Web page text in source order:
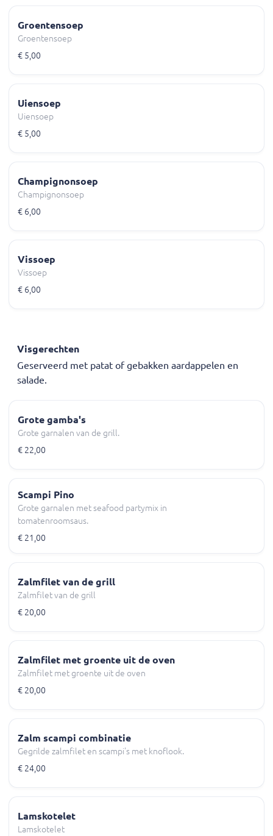
Groentensoep
Groentensoep
€ 5,00
Uiensoep
Uiensoep
€ 5,00
Champignonsoep
Champignonsoep
€ 6,00
Vissoep
Vissoep
€ 6,00
Visgerechten
Geserveerd met patat of gebakken aardappelen en
salade.
Grote gamba's
Grote garnalen van de grill.
€ 22,00
Scampi Pino
Grote garnalen met seafood partymix in
tomatenroomsaus.
€ 21,00
Zalmfilet van de grill
Zalmfilet van de grill
€ 20,00
Zalmfilet met groente uit de oven
Zalmfilet met groente uit de oven
€ 20,00
Zalm scampi combinatie
Gegrilde zalmfilet en scampi's met knoflook.
€ 24,00
Lamskotelet
Lamskotelet